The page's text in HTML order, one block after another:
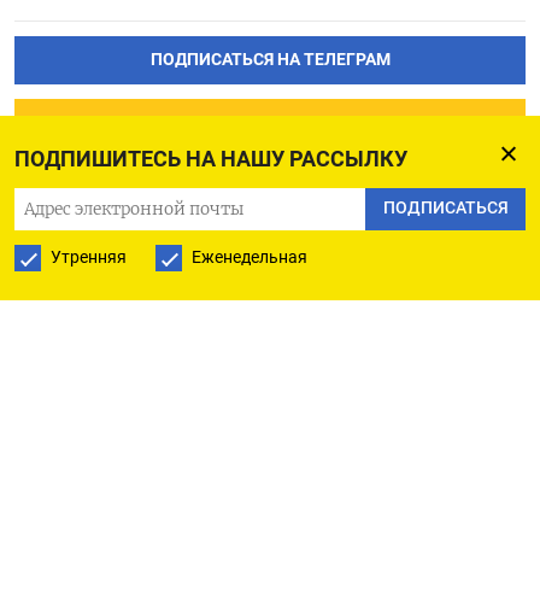
ПОДПИШИТЕСЬ НА НАШУ РАССЫЛКУ
ПОДПИСАТЬСЯ
Утренняя Еженедельная
ПОДПИСАТЬСЯ НА ТЕЛЕГРАМ
ПОДПИСАТЬСЯ В GOOGLE